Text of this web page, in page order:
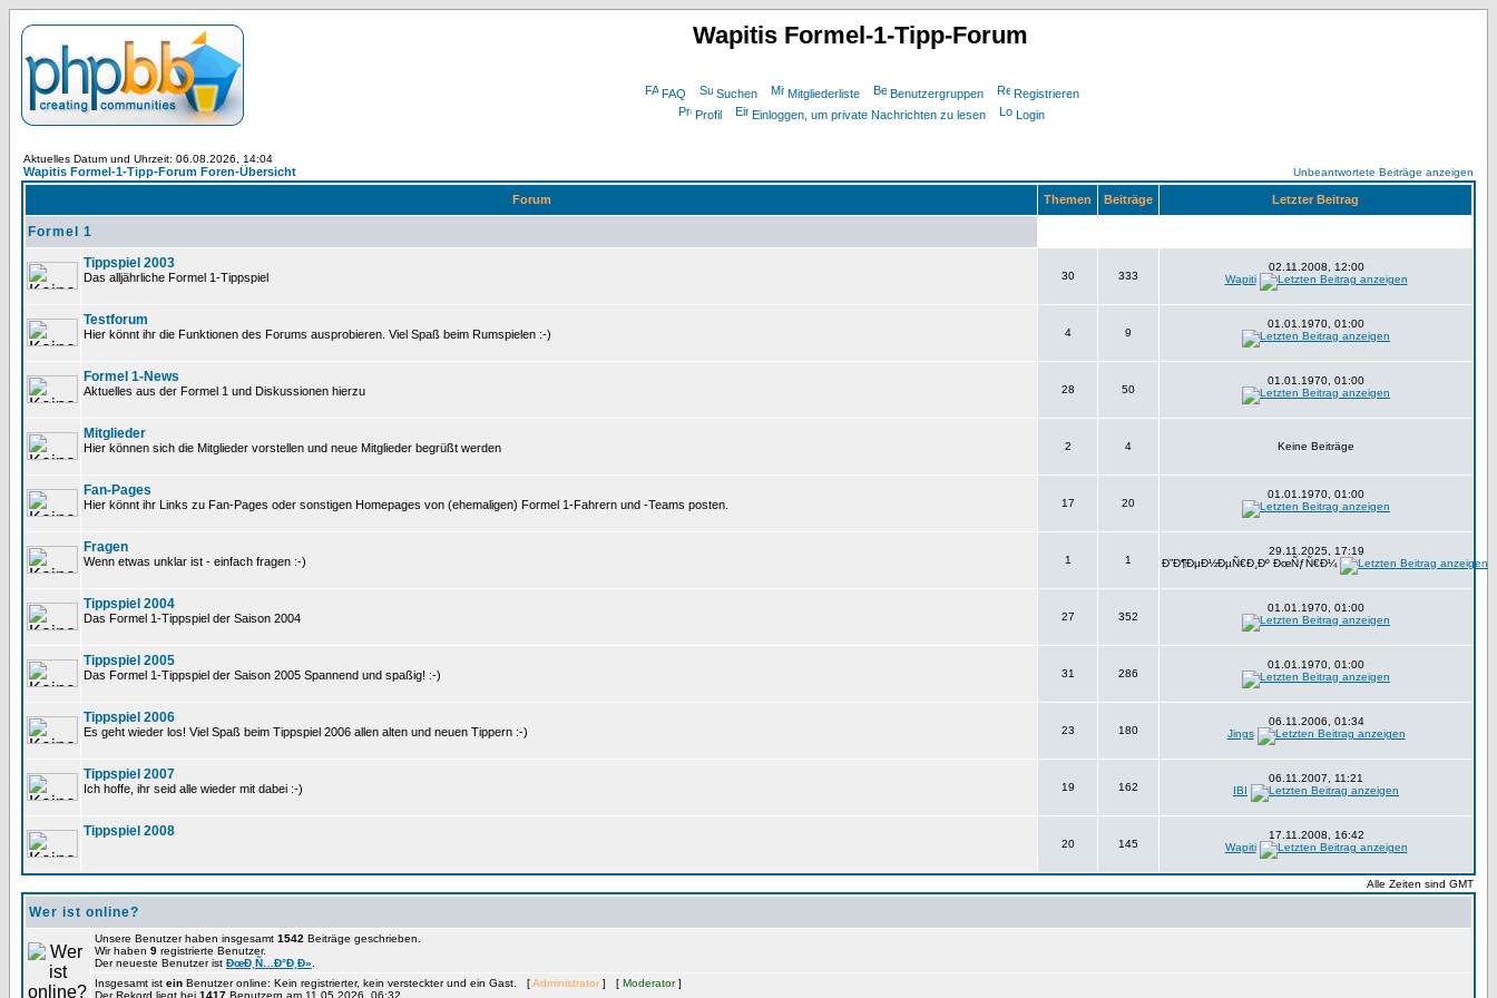
Wapitis Formel-1-Tipp-Forum
FAQ Suchen Mitgliederliste Benutzergruppen
Registrieren
Profil
Einloggen, um private Nachrichten zu lesen Login
Aktuelles Datum und Uhrzeit: 06.08.2026, 14:04
Wapitis Formel-1-Tipp-Forum Foren-Übersicht Unbeantwortete Beiträge anzeigen
Forum Themen Beiträge Letzter Beitrag
Formel 1
Tippspiel 2003
Das alljährliche Formel 1-Tippspiel 30 333
02.11.2008, 12:00
Wapiti
Testforum
Hier könnt ihr die Funktionen des Forums ausprobieren. Viel Spaß beim Rumspielen :-) 4 9
01.01.1970, 01:00
Formel 1-News
Aktuelles aus der Formel 1 und Diskussionen hierzu 28 50
01.01.1970, 01:00
Mitglieder
Hier können sich die Mitglieder vorstellen und neue Mitglieder begrüßt werden 2 4 Keine Beiträge
Fan-Pages
Hier könnt ihr Links zu Fan-Pages oder sonstigen Homepages von (ehemaligen) Formel 1-Fahrern und -Teams posten. 17 20
01.01.1970, 01:00
Fragen
Wenn etwas unklar ist - einfach fragen :-) 1 1
29.11.2025, 17:19
Ð”Ð¶ÐµÐ½ÐµÑ€Ð¸Ðº ÐœÑƒÑ€Ð¼
Tippspiel 2004
Das Formel 1-Tippspiel der Saison 2004 27 352
01.01.1970, 01:00
Tippspiel 2005
Das Formel 1-Tippspiel der Saison 2005 Spannend und spaßig! :-) 31 286
01.01.1970, 01:00
Tippspiel 2006
Es geht wieder los! Viel Spaß beim Tippspiel 2006 allen alten und neuen Tippern :-) 23 180
06.11.2006, 01:34
Jings
Tippspiel 2007
Ich hoffe, ihr seid alle wieder mit dabei :-) 19 162
06.11.2007, 11:21
IBI
Tippspiel 2008
20 145
17.11.2008, 16:42
Wapiti
Alle Zeiten sind GMT
Wer ist online?
Unsere Benutzer haben insgesamt 1542 Beiträge geschrieben.
Wir haben 9 registrierte Benutzer.
Der neueste Benutzer ist ÐœÐ¸Ñ…Ð°Ð¸Ð»
Insgesamt ist ein Benutzer online: Kein registrierter, kein versteckter und ein Gast. [Administrator ] [ Moderator]
Der Rekord liegt bei 1417 Benutzern am 11.05.2026, 06:32.